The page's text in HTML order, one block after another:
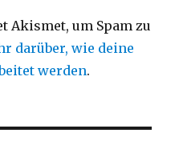
Akismet, um Spam zu
darüber, wie deine
werden.